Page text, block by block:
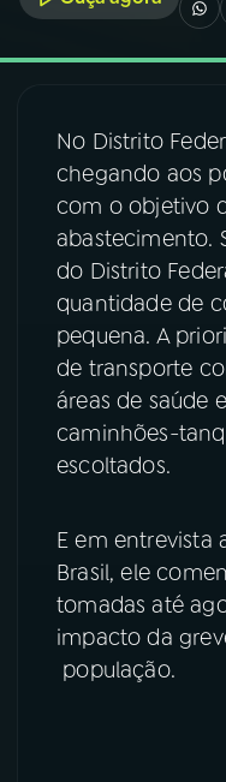
05 PODCASTS
06 VIDEOCASTS
07 ÚLTIMAS
08FESTIVAL DE
ACOMPANHE A RÁDIO
Instagram
TikTok
No Distrito
chegando aos
com o objetivo
abastecimento.
do Distrito
quantidade de
pequena. A
de transporte
áreas de saúde
caminhões-
escoltados.
E em entrevista
Brasil, ele
tomadas até
impacto da
população.